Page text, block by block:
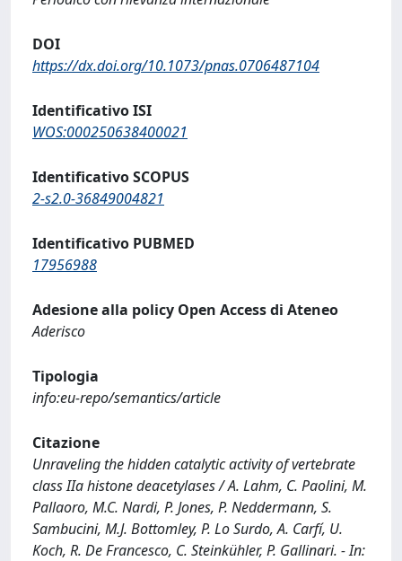
DOI
https://dx.doi.org/10.1073/pnas.0706487104
Identificativo ISI
WOS:000250638400021
Identificativo SCOPUS
2-s2.0-36849004821
Identificativo PUBMED
17956988
Adesione alla policy Open Access di Ateneo
Aderisco
Tipologia
info:eu-repo/semantics/article
Citazione
Unraveling the hidden catalytic activity of vertebrate
class IIa histone deacetylases / A. Lahm, C. Paolini, M.
Pallaoro, M.C. Nardi, P. Jones, P. Neddermann, S.
Sambucini, M.J. Bottomley, P. Lo Surdo, A. Carfí, U.
Koch, R. De Francesco, C. Steinkühler, P. Gallinari. - In: